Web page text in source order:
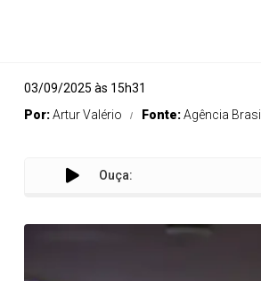
03/09/2025 às 15h31
Por:Artur Valério Fonte:Agência Brasil
Ouça: